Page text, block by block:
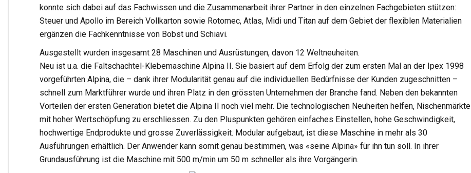
konnte sich dabei auf das Fachwissen und die Zusammenarbeit ihrer Partner in den einzelnen Fachgebieten stützen:
Steuer und Apollo im Bereich Vollkarton sowie Rotomec, Atlas, Midi und Titan auf dem Gebiet der flexiblen Materialien
ergänzen die Fachkenntnisse von Bobst und Schiavi.
Ausgestellt wurden insgesamt 28 Maschinen und Ausrüstungen, davon 12 Weltneuheiten.
Neu ist u.a. die Faltschachtel-Klebemaschine Alpina II. Sie basiert auf dem Erfolg der zum ersten Mal an der Ipex 1998
vorgeführten Alpina, die – dank ihrer Modularität genau auf die individuellen Bedürfnisse der Kunden zugeschnitten –
schnell zum Marktführer wurde und ihren Platz in den grössten Unternehmen der Branche fand. Neben den bekannten
Vorteilen der ersten Generation bietet die Alpina II noch viel mehr. Die technologischen Neuheiten helfen, Nischenmärkte
mit hoher Wertschöpfung zu erschliessen. Zu den Pluspunkten gehören einfaches Einstellen, hohe Geschwindigkeit,
hochwertige Endprodukte und grosse Zuverlässigkeit. Modular aufgebaut, ist diese Maschine in mehr als 30
Ausführungen erhältlich. Der Anwender kann somit genau bestimmen, was «seine Alpina» für ihn tun soll. In ihrer
Grundausführung ist die Maschine mit 500 m/min um 50 m schneller als ihre Vorgängerin.